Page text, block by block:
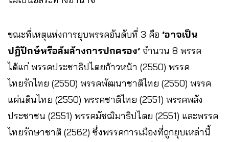
ขณะที่เหตุแห่งการยุบพรรคอันดับที่ 3 คือ ‘อาจเป็น
ปฏิปักษ์หรือล้มล้างการปกครอง’ จำนวน 8 พรรค
ได้แก่ พรรคประชาธิปไตยก้าวหน้า (2550) พรรค
ไทยรักไทย (2550) พรรคพัฒนาชาติไทย (2550) พรรค
แผ่นดินไทย (2550) พรรคชาติไทย (2551) พรรคพลัง
ประชาชน (2551) พรรคมัชฌิมาธิปไตย (2551) และพรรค
ไทยรักษาชาติ (2562) ซึ่งพรรคการเมืองที่ถูกยุบเหล่านี้